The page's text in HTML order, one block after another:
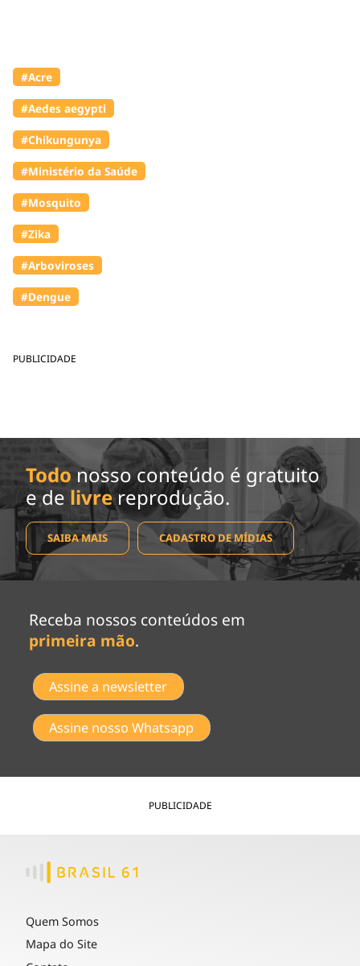
PUBLICIDADE
#Acre
#Aedes aegypti
#Chikungunya
#Ministério da Saúde
#Mosquito
#Zika
#Arboviroses
#Dengue
Todo nosso conteúdo é gratuito
e de livrereprodução.
SAIBA MAIS CADASTRO DE MÍDIAS
Receba nossos conteúdos em
primeira mão.
Assine a newsletter
Assine nosso Whatsapp
PUBLICIDADE
Quem Somos
Mapa do Site